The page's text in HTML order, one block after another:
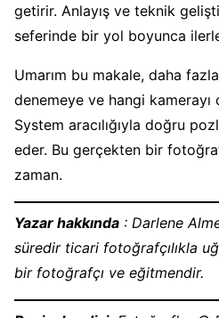
getirir. Anlayış ve teknik
seferinde bir yol boyunca
Umarım bu makale, daha
denemeye ve hangi
System aracılığıyla doğru
eder. Bu gerçekten bir
zaman.
Yazar hakkında : Darlene
süredir ticari fotoğrafçılıkla
bir fotoğrafçı ve eğitmendir.